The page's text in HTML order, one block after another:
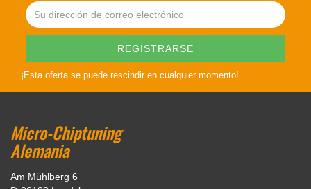
¡Esta oferta se puede rescindir en cualquier momento!
Micro-Chiptuning
Alemania
Am Mühlberg 6